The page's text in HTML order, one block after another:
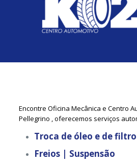
Encontre Oficina Mecânica e Centro
Pellegrino , oferecemos serviços
Troca de óleo e de filtro
Freios | Suspensão